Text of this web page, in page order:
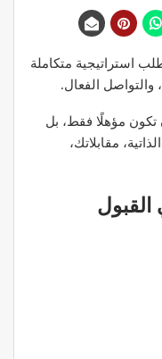
استراتيجية متكاملة
والتواصل الفعال.
مؤهلًا فقط، بل
مقابلاتك،